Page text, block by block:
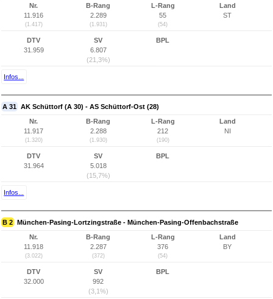
Nr.
11.916
(1.417)
B-Rang
2.289
(1.931)
L-Rang
55
(54)
Land
ST
DTV
31.959
SV
6.807
(21,3%)
BPL
Infos...
A 31 AK Schüttorf (A 30) - AS Schüttorf-Ost (28)
Nr.
11.917
(1.320)
B-Rang
2.288
(1.930)
L-Rang
212
(190)
Land
NI
DTV
31.964
SV
5.018
(15,7%)
BPL
Infos...
B 2 München-Pasing-Lortzingstraße - München-Pasing-Offenbachstraße
Nr.
11.918
(3.022)
B-Rang
2.287
(372)
L-Rang
376
(54)
Land
BY
DTV
32.000
SV
992
(3,1%)
BPL